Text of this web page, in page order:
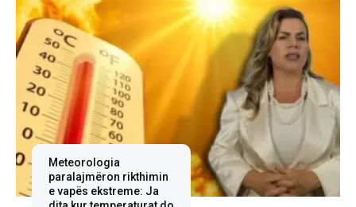
Meteorologia
paralajmëron rikthimin
e vapës ekstreme: Ja